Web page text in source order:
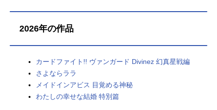
2026年の作品
カードファイト!! ヴァンガード Divinez 幻真星戦編
さよならララ
メイドインアビス 目覚める神秘
わたしの幸せな結婚 特別篇